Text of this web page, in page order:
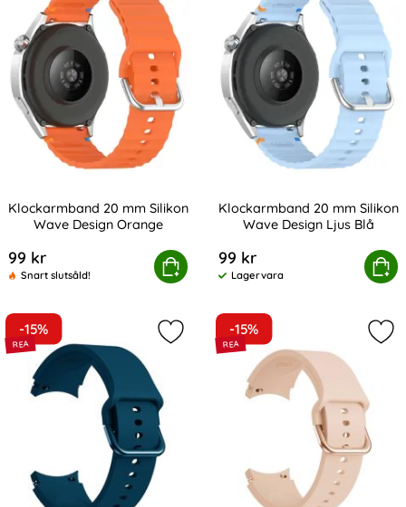
Klockarmband 20 mm Silikon
Wave Design Orange
99 kr
Snart slutsåld!
Köp
20 mm Silikon Wave Design Orange
Klockarmband 20 mm Silikon
Wave Design Ljus Blå
99 kr
Tillgänglighet:
Lagervara
Köp
Klockarmband 20 mm
-15%
Markera silikon Armband För
-15%